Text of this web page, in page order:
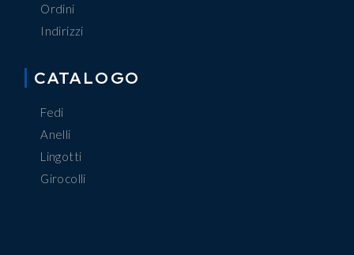
Ordini
Indirizzi
CATALOGO
Fedi
Anelli
Lingotti
Girocolli